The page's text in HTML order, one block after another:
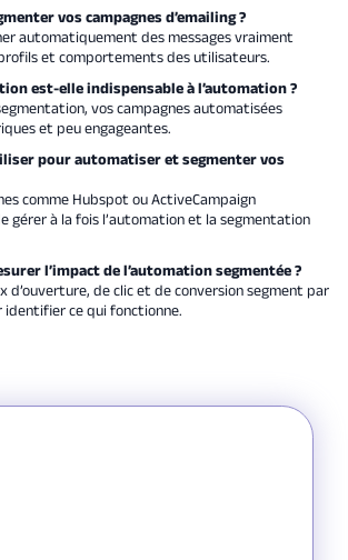
vos campagnes d’emailing ?
automatiquement des messages vraiment
et comportements des utilisateurs.
est-elle indispensable à l’automation ?
vos campagnes automatisées
et peu engageantes.
pour automatiser et segmenter vos
comme Hubspot ou ActiveCampaign
gérer à la fois l’automation et la segmentation
l’impact de l’automation segmentée ?
d’ouverture, de clic et de conversion segment par
identifier ce qui fonctionne.